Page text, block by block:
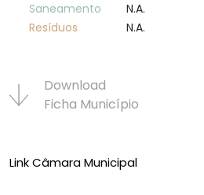
Saneamento
N.A.
Resí­duos
N.A.
Download
Ficha Municí­pio
Link Câmara Municipal